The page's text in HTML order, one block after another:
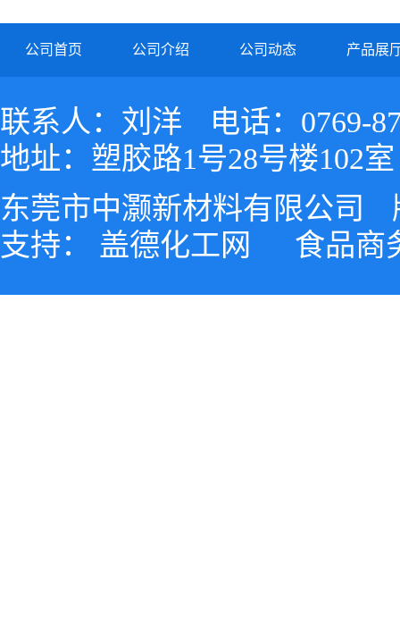
公司首页 公司介绍 公司动态 产品展
联系人：刘洋
电话：0769-
地址：塑胶路1号28号楼102室
东莞市中灏新材料有限公司
支持： 盖德化工网 食品商